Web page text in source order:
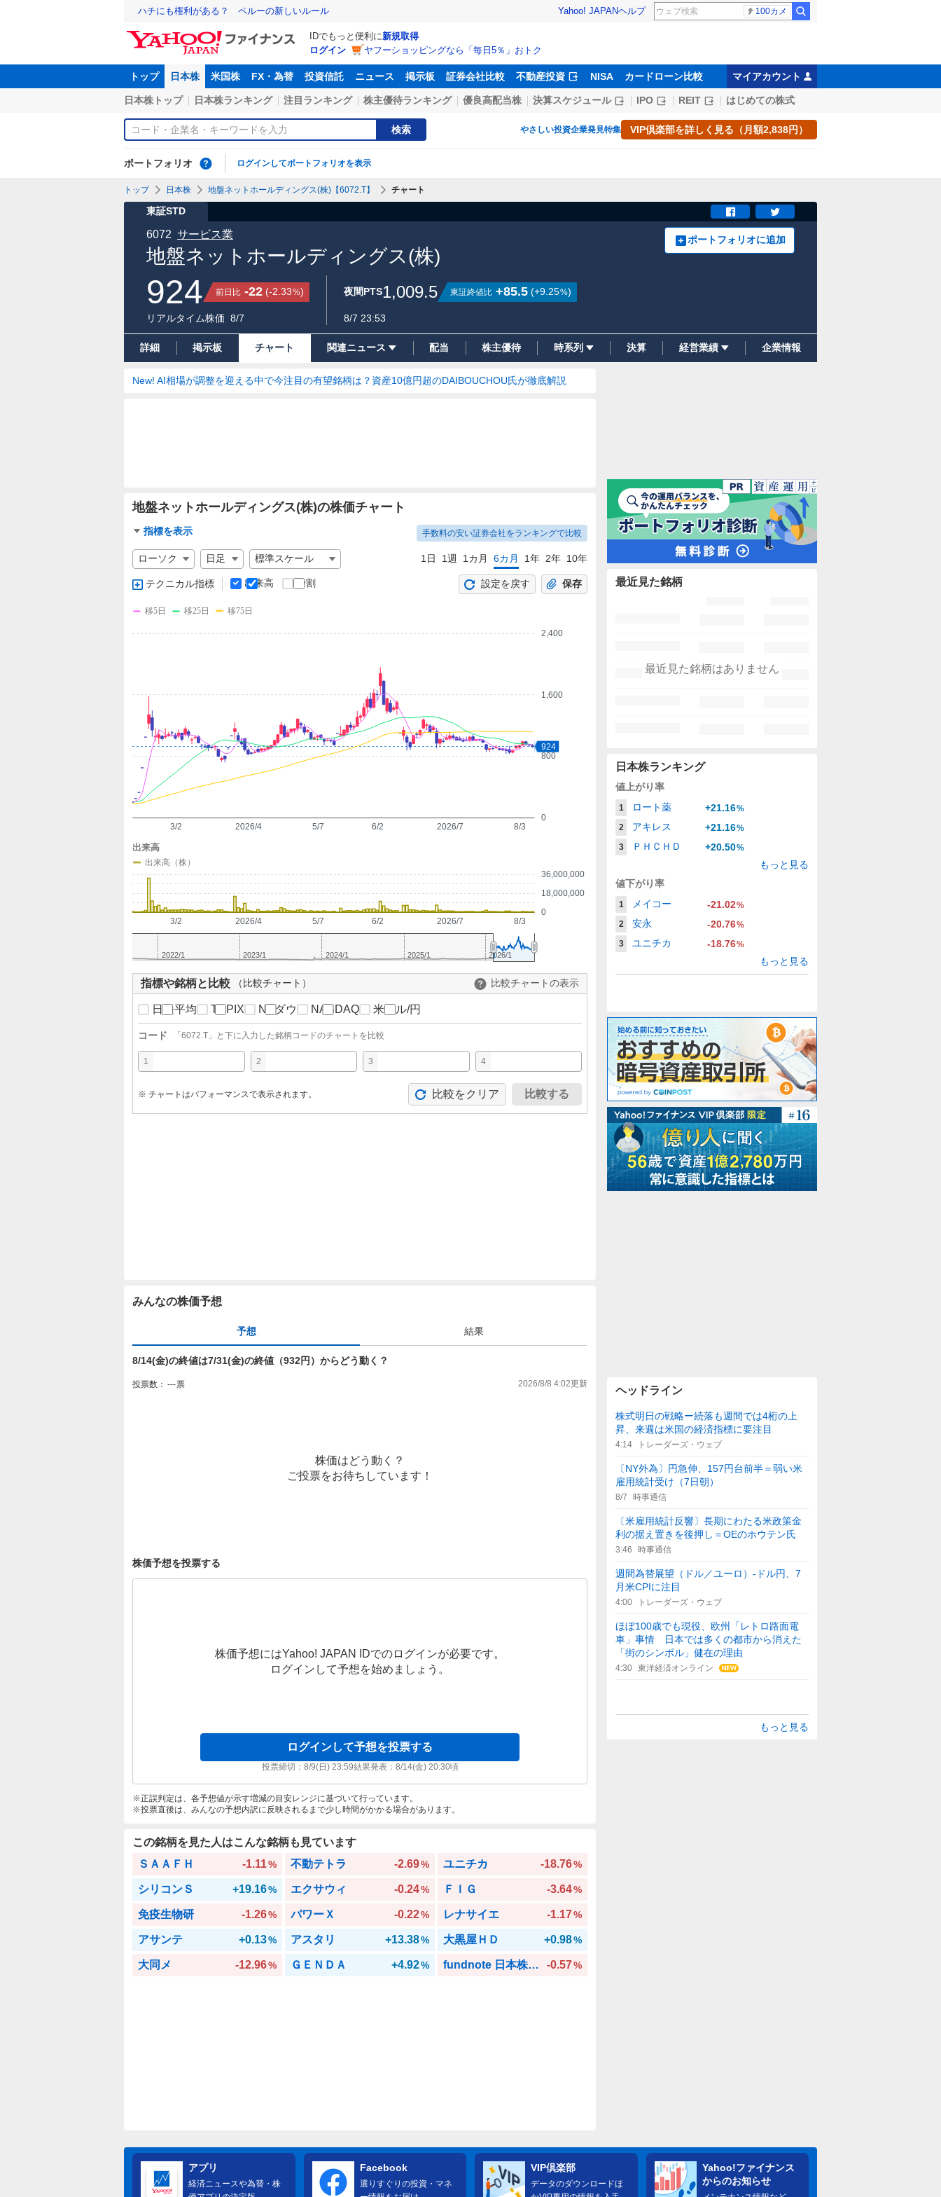
ハチにも権利がある？ ペルーの新しいルール Yahoo! JAPANヘルプ 100カメ
IDでもっと便利に新規取得
ログイン
ヤフーショッピングなら「毎日5％」おトク
トップ 日本株 米国株 FX・為替 投資信託 ニュース 掲示板 証券会社比較 不動産投資 NISA カードローン比較 マイアカウント
日本株トップ 日本株ランキング 注目ランキング 株主優待ランキング 優良高配当株 決算スケジュール IPO REIT はじめての株式
検索 やさしい投資企業発見特集 VIP倶楽部を詳しく見る（月額2,838円）
ポートフォリオ ログインしてポートフォリオを表示
トップ 日本株 地盤ネットホールディングス(株)【6072.T】 チャート
東証STD
地盤ネットホールディングス(株)
6072 サービス業 ポートフォリオに追加
924 前日比 -22 (-2.33%)
リアルタイム株価 8/7
夜間PTS1,009.5 東証終値比 +85.5 (+9.25%)
8/7 23:53
詳細 掲示板 チャート 関連ニュース 配当 株主優待 時系列 決算 経営業績 企業情報
New! AI相場が調整を迎える中で今注目の有望銘柄は？資産10億円超のDAIBOUCHOU氏が徹底解説
地盤ネットホールディングス(株)の株価チャート
チ
ャ
ー
ト
指
標
手数料の安い証券会社をランキングで比較
指標を表示
チ
ャ
ー
の
定
1日 1週 1カ月 6カ月 1年 2年 10年
テクニカル指標 出来高 分割 設定を戻す 保存
0
800
1,600
2,400
2026/4 2026/7
3/2 5/7 6/2 8/3
924
移5日 移25日 移75日
0
18,000,000
36,000,000
2026/4 2026/7
3/2 5/7 6/2 8/3
出来高
出来高（株）
2023/1 2025/1
2022/1 2024/1 2026/1
指標や銘柄と比較 （比較チャート） 比較チャートの表示
日経平均 TOPIX NYダウ NASDAQ 米ドル/円
コード 「 6072.T 」と下に入力した銘柄コードのチャートを比較
1 2 3 4
※ チャートはパフォーマンスで表示されます。 比較をクリア 比較する
みんなの株価予想
予想 結果
8/14(金)の終値は7/31(金)の終値（932円）からどう動く？
投票数： ---票 2026/8/8 4:02更新
株価はどう動く？
ご投票をお待ちしています！
株価予想を投票する
株価予想にはYahoo! JAPAN IDでのログインが必要です。
ログインして予想を始めましょう。
ログインして予想を投票する
投票締切： 8/9(日) 23:59結果発表： 8/14(金) 20:30頃
正誤判定は、各予想値が示す増減の目安レンジに基づいて行っています。
投票直後は、みんなの予想内訳に反映されるまで少し時間がかかる場合があります。
この銘柄を見た人はこんな銘柄も見ています
ＳＡＡＦＨ
-1.11% 不動テトラ -2.69% ユニチカ -18.76%
シリコンＳ +19.16% エクサウィ -0.24% ＦＩＧ -3.64%
免疫生物研 -1.26% パワーＸ -0.22% レナサイエ -1.17%
アサンテ +0.13% アスタリ +13.38% 大黒屋ＨＤ +0.98%
大同メ -12.96% ＧＥＮＤＡ +4.92% fundnote 日本株Kaihouファンド -0.57%
最近見た銘柄
最近見た銘柄はありません
日本株ランキング
値上がり率
1 ロート薬 +21.16%
2
アキレス +21.16%
3
ＰＨＣＨＤ +20.50%
もっと見る
値下がり率
1 メイコー -21.02%
2
安永 -20.76%
3
ユニチカ -18.76%
もっと見る
ヘッドライン
株式明日の戦略ー続落も週間では4桁の上
昇、来週は米国の経済指標に要注目
4:14 トレーダーズ・ウェブ
〔NY外為〕円急伸、157円台前半＝弱い米
雇用統計受け（7日朝）
8/7 時事通信
〔米雇用統計反響〕長期にわたる米政策金
利の据え置きを後押し＝OEのホウテン氏
3:46 時事通信
週間為替展望（ドル／ユーロ）-ドル円、7
月米CPIに注目
4:00 トレーダーズ・ウェブ
ほぼ100歳でも現役、欧州「レトロ路面電
車」事情 日本では多くの都市から消えた
「街のシンボル」健在の理由
4:30 東洋経済オンライン
もっと見る
アプリ
経済ニュースや為替・株
Facebook
選りすぐりの投資・マネ
VIP倶楽部
データのダウンロードほ
Yahoo!ファイナンス
からのお知らせ